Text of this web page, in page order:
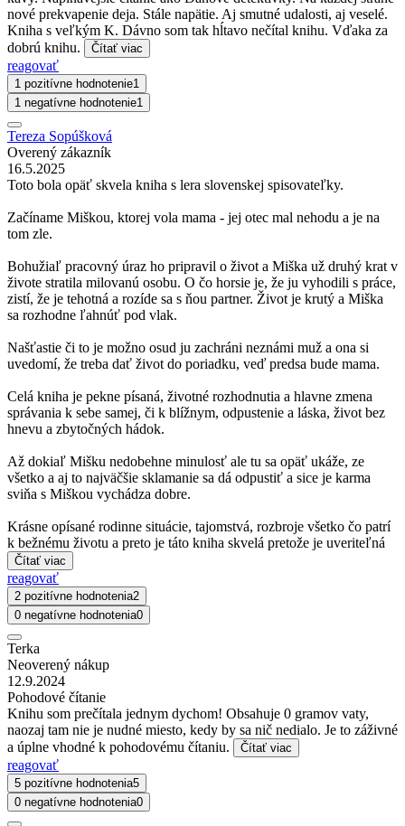
nové prekvapenie deja. Stále napätie. Aj smutné udalosti, aj veselé.
Kniha s veľkým K. Dávno som tak hĺtavo nečítal knihu. Vďaka za
dobrú knihu.
Čítať viac
reagovať
1 pozitívne hodnotenie1
1 negatívne hodnotenie1
Tereza Sopúšková
Overený zákazník
16.5.2025
Toto bola opäť skvela kniha s lera slovenskej spisovateľky.
Začíname Miškou, ktorej vola mama - jej otec mal nehodu a je na
tom zle.
Bohužiaľ pracovný úraz ho pripravil o život a Miška už druhý krat v
živote stratila milovanú osobu. O čo horsie je, že ju vyhodili s práce,
zistí, že je tehotná a rozíde sa s ňou partner. Život je krutý a Miška
sa rozhodne ľahnúť pod vlak.
Našťastie či to je možno osud ju zachráni neznámi muž a ona si
uvedomí, že treba dať život do poriadku, veď predsa bude mama.
Celá kniha je pekne písaná, životné rozhodnutia a hlavne zmena
správania k sebe samej, či k blížnym, odpustenie a láska, život bez
hnevu a zbytočných hádok.
Až dokiaľ Mišku nedobehne minulosť ale tu sa opäť ukáže, ze
všetko a aj to najväčšie sklamanie sa dá odpustiť a sice je karma
sviňa s Miškou vychádza dobre.
Krásne opísané rodinne situácie, tajomstvá, rozbroje všetko čo patrí
k bežnému životu a preto je táto kniha skvelá pretože je uveriteľná
Čítať viac
reagovať
2 pozitívne hodnotenia2
0 negatívne hodnotenia0
Terka
Neoverený nákup
12.9.2024
Pohodové čítanie
Knihu som prečítala jednym dychom! Obsahuje 0 gramov vaty,
naozaj tam nie je nudné miesto, kedy by sa nič nedialo. Je to záživné
a úplne vhodné k pohodovému čítaniu.
Čítať viac
reagovať
5 pozitívne hodnotenia5
0 negatívne hodnotenia0